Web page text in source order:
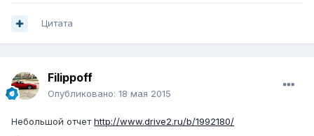
Цитата
Filippoff
Опубликовано: 18 мая 2015
Небольшой отчетhttp://www.drive2.ru/b/1992180/